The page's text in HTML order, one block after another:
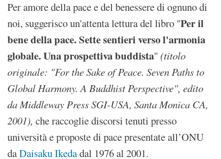
Per amore della pace e del benessere di ognuno di
noi, suggerisco un'attenta lettura del libro "Per il
bene della pace. Sette sentieri verso l'armonia
globale. Una prospettiva buddista" (titolo
originale: "For the Sake of Peace. Seven Paths to
Global Harmony. A Buddhist Perspective", edito
da Middleway Press SGI-USA, Santa Monica CA,
2001), che raccoglie discorsi tenuti presso
università e proposte di pace presentate all’ONU
daDaisaku Ikedadal 1976 al 2001.